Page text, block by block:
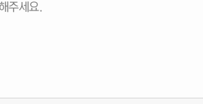
공 판단 기준)
개인정보를 추가적으로 이용·제공할 수 있습니다.
주세요.